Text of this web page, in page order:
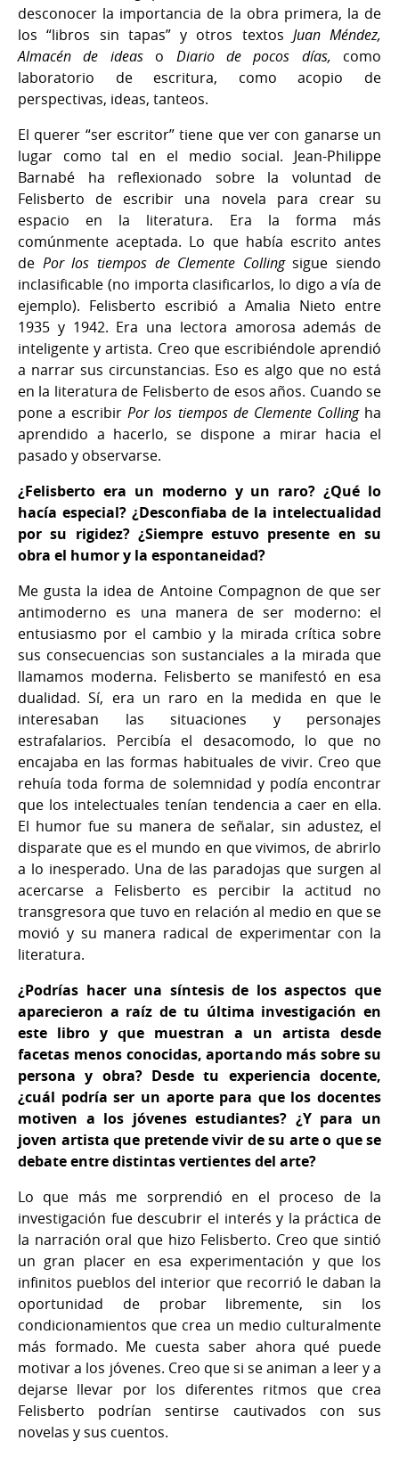
desconocer la importancia de la obra primera, la de
los “libros sin tapas” y otros textos Juan Méndez,
Almacén de ideaso Diario de pocos días, como
laboratorio de escritura, como acopio de
perspectivas, ideas, tanteos.
El querer “ser escritor” tiene que ver con ganarse un
lugar como tal en el medio social. Jean-Philippe
Barnabé ha reflexionado sobre la voluntad de
Felisberto de escribir una novela para crear su
espacio en la literatura. Era la forma más
comúnmente aceptada. Lo que había escrito antes
de Por los tiempos de Clemente Collingsigue siendo
inclasificable (no importa clasificarlos, lo digo a vía de
ejemplo). Felisberto escribió a Amalia Nieto entre
1935 y 1942. Era una lectora amorosa además de
inteligente y artista. Creo que escribiéndole aprendió
a narrar sus circunstancias. Eso es algo que no está
en la literatura de Felisberto de esos años. Cuando se
pone a escribirPor los tiempos de Clemente Collingha
aprendido a hacerlo, se dispone a mirar hacia el
pasado y observarse.
¿Felisberto era un moderno y un raro? ¿Qué lo
hacía especial? ¿Desconfiaba de la intelectualidad
por su rigidez? ¿Siempre estuvo presente en su
obra el humor y la espontaneidad?
Me gusta la idea de Antoine Compagnon de que ser
antimoderno es una manera de ser moderno: el
entusiasmo por el cambio y la mirada crítica sobre
sus consecuencias son sustanciales a la mirada que
llamamos moderna. Felisberto se manifestó en esa
dualidad. Sí, era un raro en la medida en que le
interesaban las situaciones y personajes
estrafalarios. Percibía el desacomodo, lo que no
encajaba en las formas habituales de vivir. Creo que
rehuía toda forma de solemnidad y podía encontrar
que los intelectuales tenían tendencia a caer en ella.
El humor fue su manera de señalar, sin adustez, el
disparate que es el mundo en que vivimos, de abrirlo
a lo inesperado. Una de las paradojas que surgen al
acercarse a Felisberto es percibir la actitud no
transgresora que tuvo en relación al medio en que se
movió y su manera radical de experimentar con la
literatura.
¿Podrías hacer una síntesis de los aspectos que
aparecieron a raíz de tu última investigación en
este libro y que muestran a un artista desde
facetas menos conocidas, aportando más sobre su
persona y obra? Desde tu experiencia docente,
¿cuál podría ser un aporte para que los docentes
motiven a los jóvenes estudiantes? ¿Y para un
joven artista que pretende vivir de su arte o que se
debate entre distintas vertientes del arte?
Lo que más me sorprendió en el proceso de la
investigación fue descubrir el interés y la práctica de
la narración oral que hizo Felisberto. Creo que sintió
un gran placer en esa experimentación y que los
infinitos pueblos del interior que recorrió le daban la
oportunidad de probar libremente, sin los
condicionamientos que crea un medio culturalmente
más formado. Me cuesta saber ahora qué puede
motivar a los jóvenes. Creo que si se animan a leer y a
dejarse llevar por los diferentes ritmos que crea
Felisberto podrían sentirse cautivados con sus
novelas y sus cuentos.